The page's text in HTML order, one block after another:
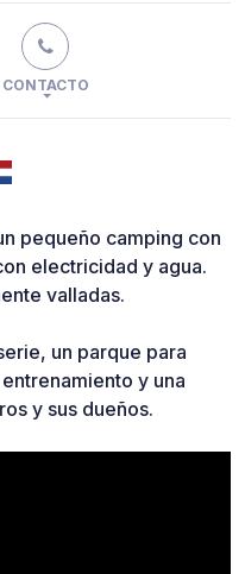
CONTACTO
pequeño camping con
electricidad y agua.
valladas.
un parque para
y una
y sus dueños.